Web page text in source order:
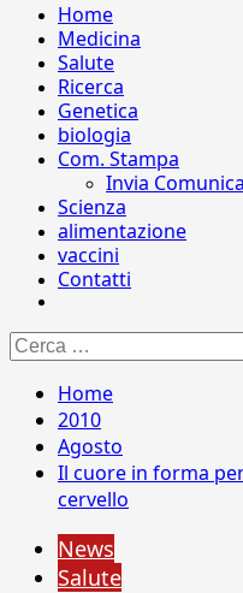
Home
Medicina
Salute
Ricerca
Genetica
biologia
Com. Stampa
Invia
Scienza
alimentazione
vaccini
Contatti
Ricerca
per:
Home
2010
Agosto
Il cuore in forma
cervello
News
Salute